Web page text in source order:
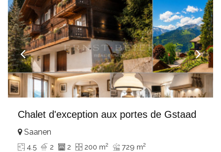
Chalet d'exception aux portes de Gstaad
Saanen
4.5 2 2 200 m2 729 m2